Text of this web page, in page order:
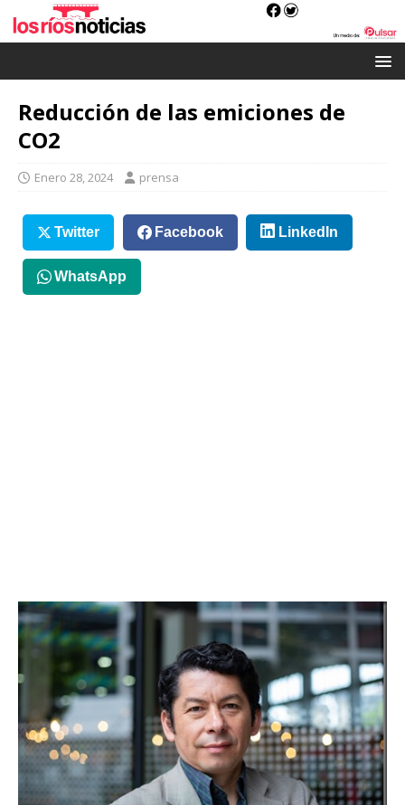
Reducción de las emiciones de
CO2
Enero 28, 2024 prensa
Twitter Facebook LinkedIn
WhatsApp